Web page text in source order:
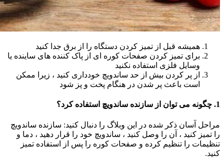
همیشه قبل از تمیز کردن دستگاه را از برق جدا کنید
برای تمیز کردن صفحات کوره ای از پاک کننده های ساینده یا
وسایل فلزی استفاده نکنید
از پر کردن بیش از حد ساندویچ خودداری کنید ، زیرا ممکن
است باعث پر شدن در هنگام پخت و پز شود
1. چگونه می توان از سازنده ساندویچ استفاده کرد؟
مراحل آسان ذکر شده در این وبلاگ را دنبال کنید: سازنده ساندویچ
را تمیز کنید ، آن را وصل کنید ، ساندویچ خود را قرار دهید ، دما و
تنظیمات را تنظیم کرده و صفحات کوره را پس از استفاده تمیز
کنید.